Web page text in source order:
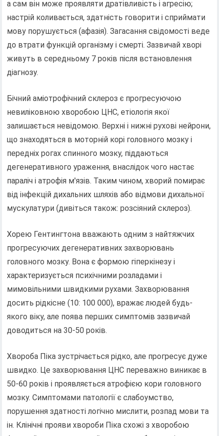
а сам він може проявляти дратівливість і агресію;
настрій коливається, здатність говорити і сприймати
мову порушується (афазія). Загасання свідомості веде
до втрати функцій організму і смерті. Зазвичай хворі
живуть в середньому 7 років після встановлення
діагнозу.
Бічний аміотрофічний склероз є прогресуючою
невиліковною хворобою ЦНС, етіологія якої
залишається невідомою. Верхні і нижні рухові нейрони,
що знаходяться в моторній корі головного мозку і
передніх рогах спинного мозку, піддаються
дегенеративного ураження, внаслідок чого настає
параліч і атрофія м'язів. Таким чином, хворий помирає
від інфекцій дихальних шляхів або відмови дихальної
мускулатури (дивіться також: розсіяний склероз).
Хорею Гентингтона вважають одним з найтяжчих
прогресуючих дегенеративних захворювань
головного мозку. Вона є формою гіперкінезу і
характеризується психічними розладами і
мимовільними швидкими рухами. Захворювання
досить рідкісне (10: 100 000), вражає людей будь-
якого віку, але поява перших симптомів зазвичай
доводиться на 30-50 років.
Хвороба Піка зустрічається рідко, але прогресує дуже
швидко. Це захворювання ЦНС переважно виникає в
50-60 років і проявляється атрофією кори головного
мозку. Симптомами патології є слабоумство,
порушення здатності логічно мислити, розпад мови та
ін. Клінічні прояви хвороби Піка схожі з хворобою